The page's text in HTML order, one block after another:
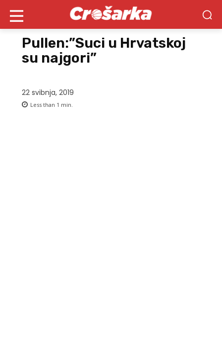
Pullen:”Suci u Hrvatskoj
su najgori”
22 svibnja, 2019
Less than 1 min.